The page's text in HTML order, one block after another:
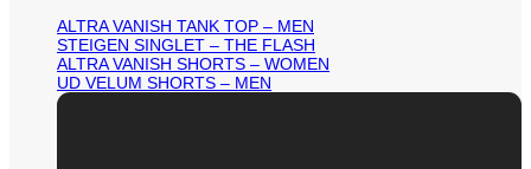
ALTRA VANISH TANK TOP – MEN
STEIGEN SINGLET – THE FLASH
ALTRA VANISH SHORTS – WOMEN
UD VELUM SHORTS – MEN